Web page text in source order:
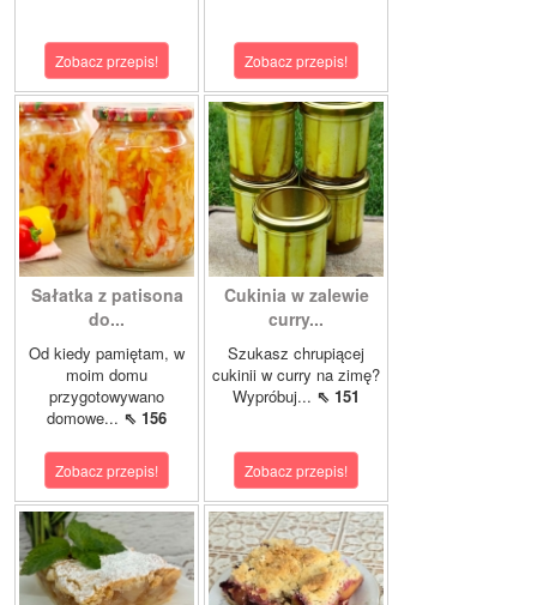
Zobacz przepis! Zobacz przepis!
Sałatka z patisona
do...
Od kiedy pamiętam, w
moim domu
przygotowywano
domowe... ⇖ 156
Zobacz przepis!
Cukinia w zalewie
curry...
Szukasz chrupiącej
cukinii w curry na zimę?
Wypróbuj... ⇖ 151
Zobacz przepis!